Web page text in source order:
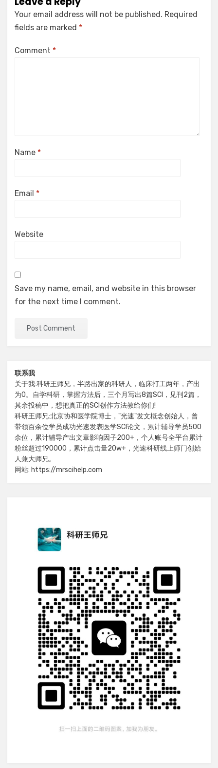
Your email address will not be published. Required
fields are marked *
Comment *
Name *
Email *
Website
Save my name, email, and website in this browser
for the next time I comment.
联系我
关于我:科研王师兄，半路出家的科研人，临床打工两年，产出
为0。自学科研，掌握方法后，三个月写出8篇SCI，见刊2篇，
其余投稿中，想把真正的SCI创作方法教给你们!
科研王师兄:北京协和医学院博士，"光速"发文概念创始人，曾
带领百余位学员成功光速发表医学SCI论文，累计辅导学员500
余位，累计辅导产出文章影响因子200+，个人账号全平台累计
粉丝超过190000，累计点击量20w+，光速科研线上师门创始
人兼大师兄。
网站: https://mrscihelp.com